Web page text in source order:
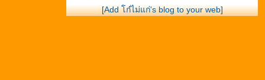
[Add โก๋ไม่แก่'s blog to your web]